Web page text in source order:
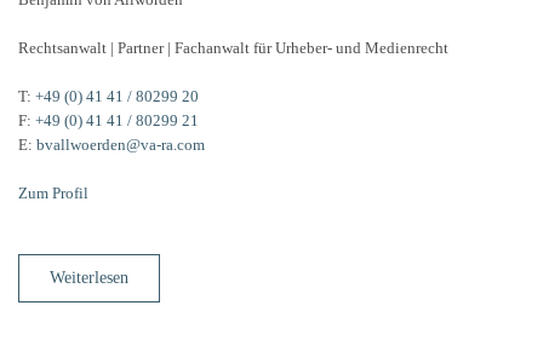
Rechtsanwalt | Partner | Fachanwalt für Urheber- und Medienrecht
T: +49 (0) 41 41 / 80299 20
F: +49 (0) 41 41 / 80299 21
E: bvallwoerden@va-ra.com
Zum Profil
Weiterlesen